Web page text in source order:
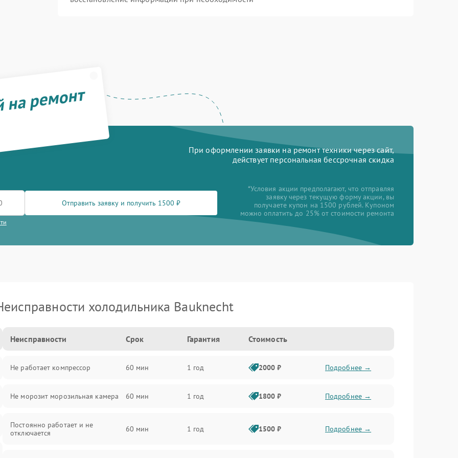
ремонт
При оформлении заявки на ремонт техники через сайт,
действует персональная бессрочная скидка
Отправить заявку и получить 1500 ₽
*Условия акции предполагают, что отправляя
заявку через текущую форму акции, вы
получаете купон на 1500 рублей. Купоном
можно оплатить до 25% от стоимости ремонта
холодильника Bauknecht
Неисправности Срок Гарантия Стоимость
Не работает компрессор 60 мин 1 год 2000 ₽ Подробнее →
Не морозит морозильная камера 60 мин 1 год 1800 ₽ Подробнее →
Постоянно работает и не
отключается
60 мин 1 год 1500 ₽ Подробнее →